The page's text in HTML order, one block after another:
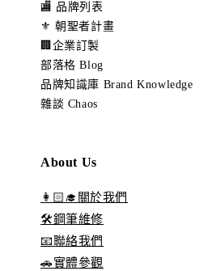
🏬 品牌列表
⚜️ 朝聖者計畫
🏢企業訂製
部落格 Blog
品牌知識庫 Brand Knowledge
雜談 Chaos
About Us
👩🏻‍🎓關於我們
🛠️鋼筆維修
📧聯絡我們
🚗實體參觀